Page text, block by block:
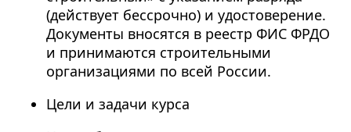
(действует бессрочно) и удостоверение.
Документы вносятся в реестр ФИС ФРДО
и принимаются строительными
организациями по всей России.
Цели и задачи курса